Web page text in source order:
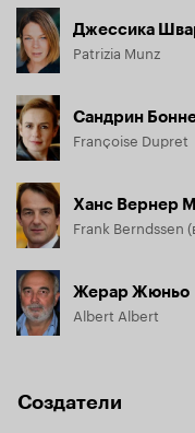
Джессика
Patrizia Munz
Сандрин
Françoise Dupret
Ханс Вернер
Жерар Жюньо
Albert Albert
Создатели